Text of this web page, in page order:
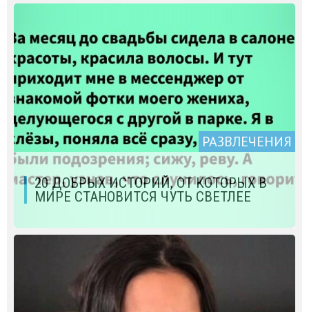
РАЗВЛЕЧЕНИЯ
20 ДОБРЫХ ИСТОРИЙ, ОТ КОТОРЫХ В
МИРЕ СТАНОВИТСЯ ЧУТЬ СВЕТЛЕЕ